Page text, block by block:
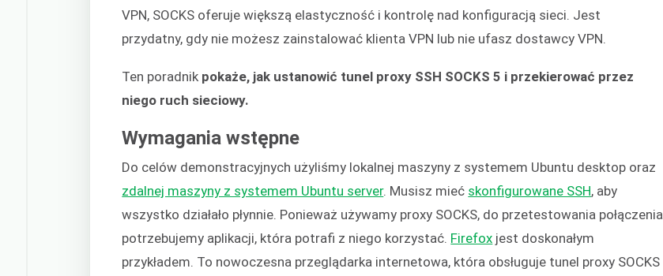
VPN, SOCKS oferuje większą elastyczność i kontrolę nad konfiguracją sieci. Jest
przydatny, gdy nie możesz zainstalować klienta VPN lub nie ufasz dostawcy VPN.
Ten poradnik pokaże, jak ustanowić tunel proxy SSH SOCKS 5 i przekierować przez
niego ruch sieciowy.
Wymagania wstępne
Do celów demonstracyjnych użyliśmy lokalnej maszyny z systemem Ubuntu desktop oraz
zdalnej maszyny z systemem Ubuntu server. Musisz mieć skonfigurowane SSH, aby
wszystko działało płynnie. Ponieważ używamy proxy SOCKS, do przetestowania połączenia
potrzebujemy aplikacji, która potrafi z niego korzystać. Firefox jest doskonałym
przykładem. To nowoczesna przeglądarka internetowa, która obsługuje tunel proxy SOCKS